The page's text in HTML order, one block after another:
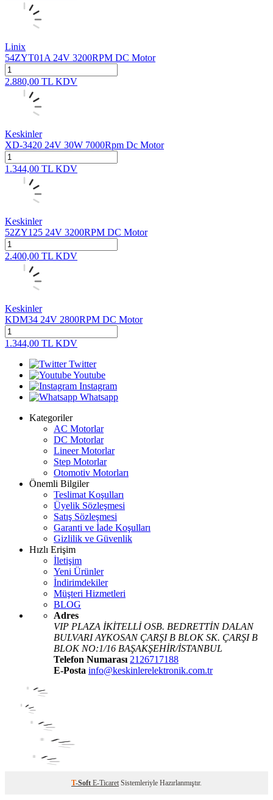
Linix
54ZYT01A 24V 3200RPM DC Motor
2.880,00 TL KDV
Keskinler
XD-3420 24V 30W 7000Rpm Dc Motor
1.344,00 TL KDV
Keskinler
52ZY125 24V 3200RPM DC Motor
2.400,00 TL KDV
Keskinler
KDM34 24V 2800RPM DC Motor
1.344,00 TL KDV
Twitter
Youtube
Instagram
Whatsapp
Kategoriler
AC Motorlar
DC Motorlar
Lineer Motorlar
Step Motorlar
Otomotiv Motorları
Önemli Bilgiler
Teslimat Koşulları
Üyelik Sözleşmesi
Satış Sözleşmesi
Garanti ve İade Koşulları
Gizlilik ve Güvenlik
Hızlı Erişim
İletişim
Yeni Ürünler
İndirimdekiler
Müşteri Hizmetleri
BLOG
Adres
VIP PLAZA İKİTELLİ OSB. BEDRETTİN DALAN
BULVARI AYKOSAN ÇARŞI B BLOK SK. ÇARŞI B
BLOK NO:1/16 BAŞAKŞEHİR/İSTANBUL
Telefon Numarası 2126717188
E-Posta info@keskinlerelektronik.com.tr
T-Soft E-Ticaret Sistemleriyle Hazırlanmıştır.